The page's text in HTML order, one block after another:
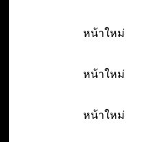
หน้าใหม่
หน้าใหม่
หน้าใหม่